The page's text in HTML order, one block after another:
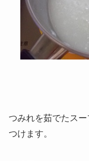
つみれを茹でたス
つけます。